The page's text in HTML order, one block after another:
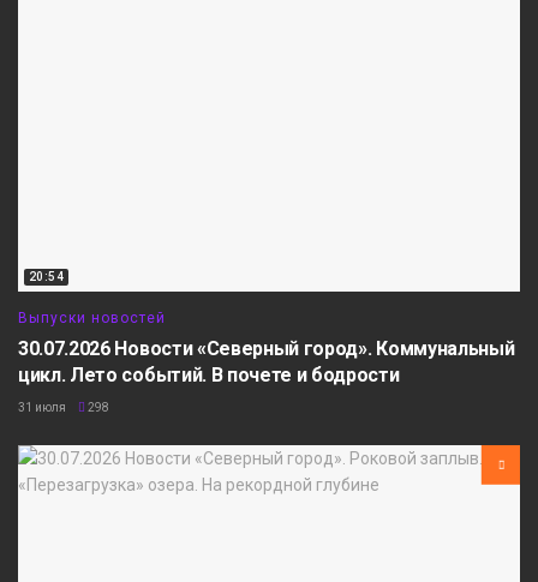
20:54
Выпуски новостей
30.07.2026 Новости «Северный город». Коммунальный
цикл. Лето событий. В почете и бодрости
31 июля 298